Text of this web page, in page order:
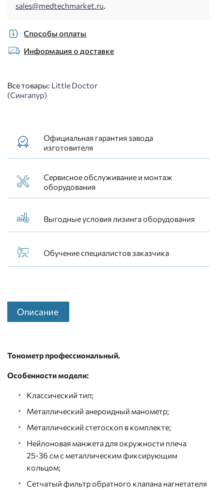
sales@medtechmarket.ru
Способы оплаты
Информация о доставке
Все товары: Little Doctor
(Сингапур)
Официальная гарантия завода
изготовителя
Сервисное обслуживание и монтаж
оборудования
Выгодные условия лизинга оборудования
Обучение специалистов заказчика
Описание
Тонометр профессиональный.
Особенности модели:
Классический тип;
Металлический анероидный манометр;
Металлический стетоскоп в комплекте;
Нейлоновая манжета для окружности плеча
25-36 смс металлическим фиксирующим
кольцом;
Сетчатый фильтр обратного клапана нагнетателя